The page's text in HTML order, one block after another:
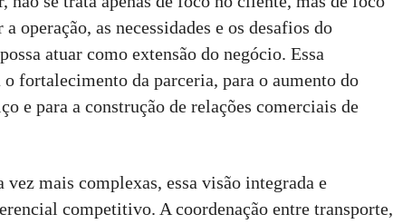
operação, as necessidades e os desafios do
atuar como extensão do negócio. Essa
fortalecimento da parceria, para o aumento do
e para a construção de relações comerciais de
vez mais complexas, essa visão integrada e
competitivo. A coordenação entre transporte,